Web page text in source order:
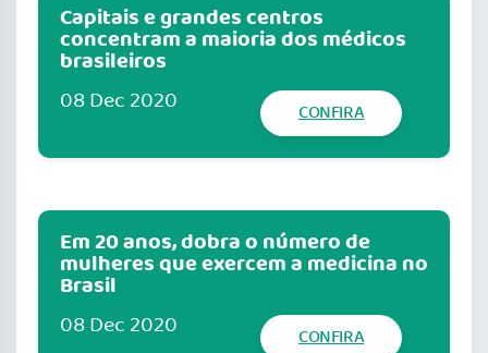
Capitais e grandes centros
concentram a maioria dos médicos
brasileiros
08 Dec 2020 CONFIRA
Em 20 anos, dobra o número de
mulheres que exercem a medicina no
Brasil
08 Dec 2020 CONFIRA